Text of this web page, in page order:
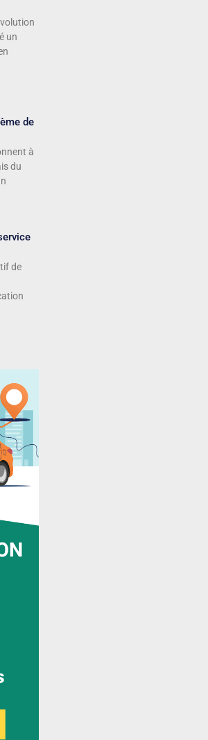
un
de
à
du
de